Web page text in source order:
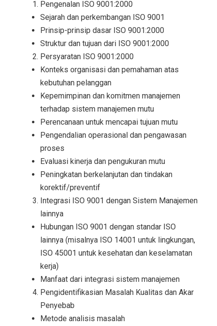
Pengenalan ISO 9001:2000
Sejarah dan perkembangan ISO 9001
Prinsip-prinsip dasar ISO 9001:2000
Struktur dan tujuan dari ISO 9001:2000
Persyaratan ISO 9001:2000
Konteks organisasi dan pemahaman atas
kebutuhan pelanggan
Kepemimpinan dan komitmen manajemen
terhadap sistem manajemen mutu
Perencanaan untuk mencapai tujuan mutu
Pengendalian operasional dan pengawasan
proses
Evaluasi kinerja dan pengukuran mutu
Peningkatan berkelanjutan dan tindakan
korektif/preventif
Integrasi ISO 9001 dengan Sistem Manajemen
lainnya
Hubungan ISO 9001 dengan standar ISO
lainnya (misalnya ISO 14001 untuk lingkungan,
ISO 45001 untuk kesehatan dan keselamatan
kerja)
Manfaat dari integrasi sistem manajemen
Pengidentifikasian Masalah Kualitas dan Akar
Penyebab
Metode analisis masalah